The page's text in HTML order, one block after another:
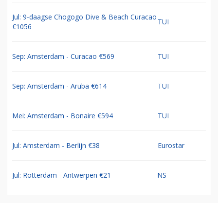
Jul: 9-daagse Chogogo Dive & Beach Curacao
€1056
TUI
Sep: Amsterdam - Curacao €569 TUI
Sep: Amsterdam - Aruba €614 TUI
Mei: Amsterdam - Bonaire €594 TUI
Jul: Amsterdam - Berlijn €38 Eurostar
Jul: Rotterdam - Antwerpen €21 NS